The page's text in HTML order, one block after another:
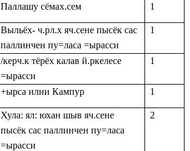
Паллашу сёмах.сем 1
Выльёх- ч.рл.х яч.сене пысёк сас
паллинчен пу=ласа =ырасси
1
/керч.к тёрёх калав й.ркелесе
=ырасси
1
+ырса илни Кампур 1
Хула: ял: юхан шыв яч.сене
пысёк сас паллинчен пу=ласа
=ырасси
2